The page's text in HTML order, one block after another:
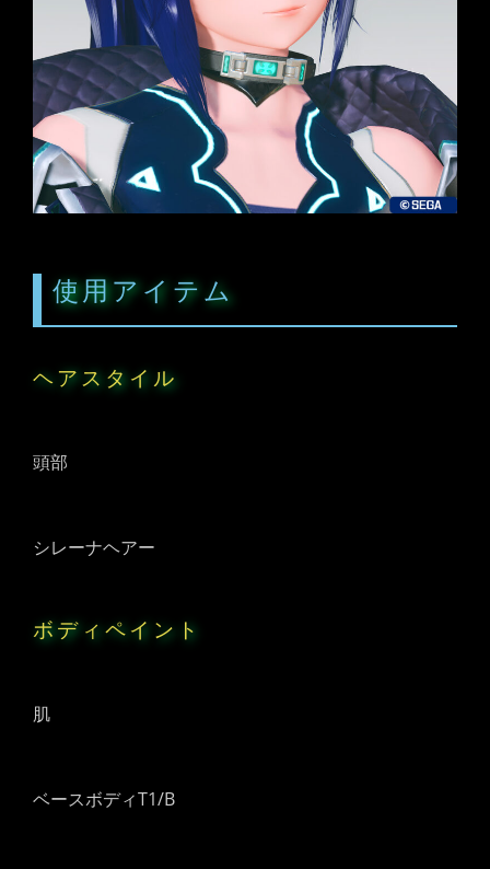
使用アイテム
ヘアスタイル
頭部
シレーナヘアー
ボディペイント
肌
ベースボディT1/B